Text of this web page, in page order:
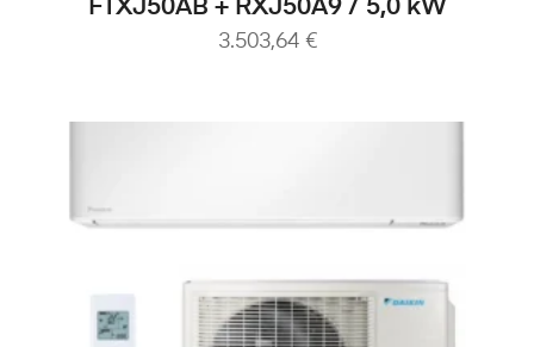
FTXJ50AB + RXJ50A9 / 5,0 kW
3.503,64 €